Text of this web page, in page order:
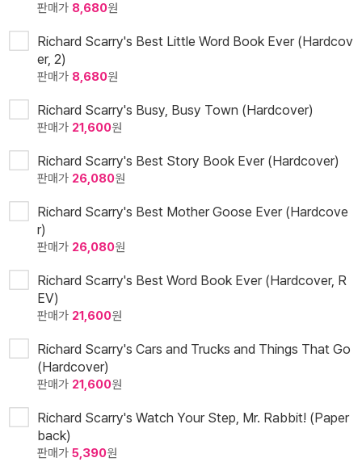
판매가 8,680원
Richard Scarry's Best Little Word Book Ever (Hardcov
er, 2)
판매가 8,680원
Richard Scarry's Busy, Busy Town (Hardcover)
판매가 21,600원
Richard Scarry's Best Story Book Ever (Hardcover)
판매가 26,080원
Richard Scarry's Best Mother Goose Ever (Hardcove
r)
판매가 26,080원
Richard Scarry's Best Word Book Ever (Hardcover, R
EV)
판매가 21,600원
Richard Scarry's Cars and Trucks and Things That Go
(Hardcover)
판매가 21,600원
Richard Scarry's Watch Your Step, Mr. Rabbit! (Paper
back)
판매가 5,390원